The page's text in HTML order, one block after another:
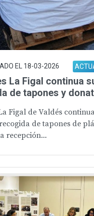
EL 18-03-2026
La Figal continua
de tapones y
Figal de Valdés
de tapones de
recepción...